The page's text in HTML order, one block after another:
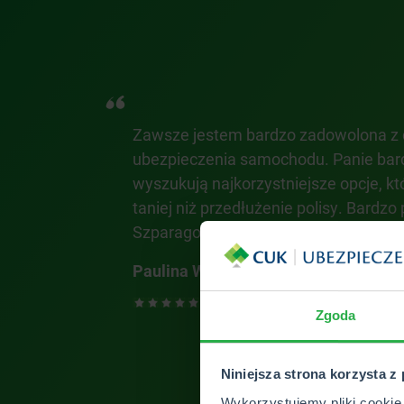
Zgoda
Niniejsza strona korzysta z
Zawsze jestem bardzo zadowolona
ubezpieczenia samochodu. Panie
wyszukują najkorzystniejsze opcje,
taniej niż przedłużenie polisy. Bardzo
Szparagowej w Łodzi ☺️
Paulina Wieteska